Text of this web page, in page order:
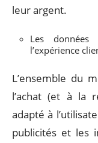
leur argent.
Les données
l’expérience
L’ensemble du
l’achat (et à la
adapté à
publicités et les